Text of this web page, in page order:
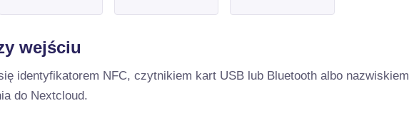
wejściu
identyfikatorem NFC, czytnikiem kart USB lub Bluetooth albo
do Nextcloud.